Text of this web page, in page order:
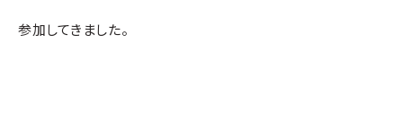
参加してきました。